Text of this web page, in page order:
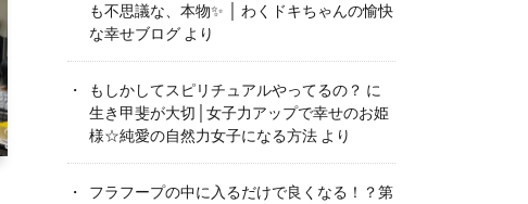
も不思議な、本物✨ │ わくドキちゃんの愉快
な幸せブログより
もしかしてスピリチュアルやってるの？ に
生き甲斐が大切│女子力アップで幸せのお姫
様☆純愛の自然力女子になる方法より
フラフープの中に入るだけで良くなる！？第